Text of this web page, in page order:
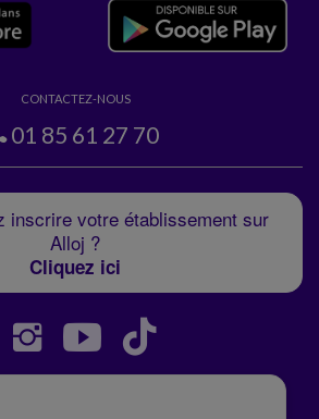
CONTACTEZ-NOUS
01 85 61 27 70
inscrire votre établissement sur
Alloj ?
Cliquez ici